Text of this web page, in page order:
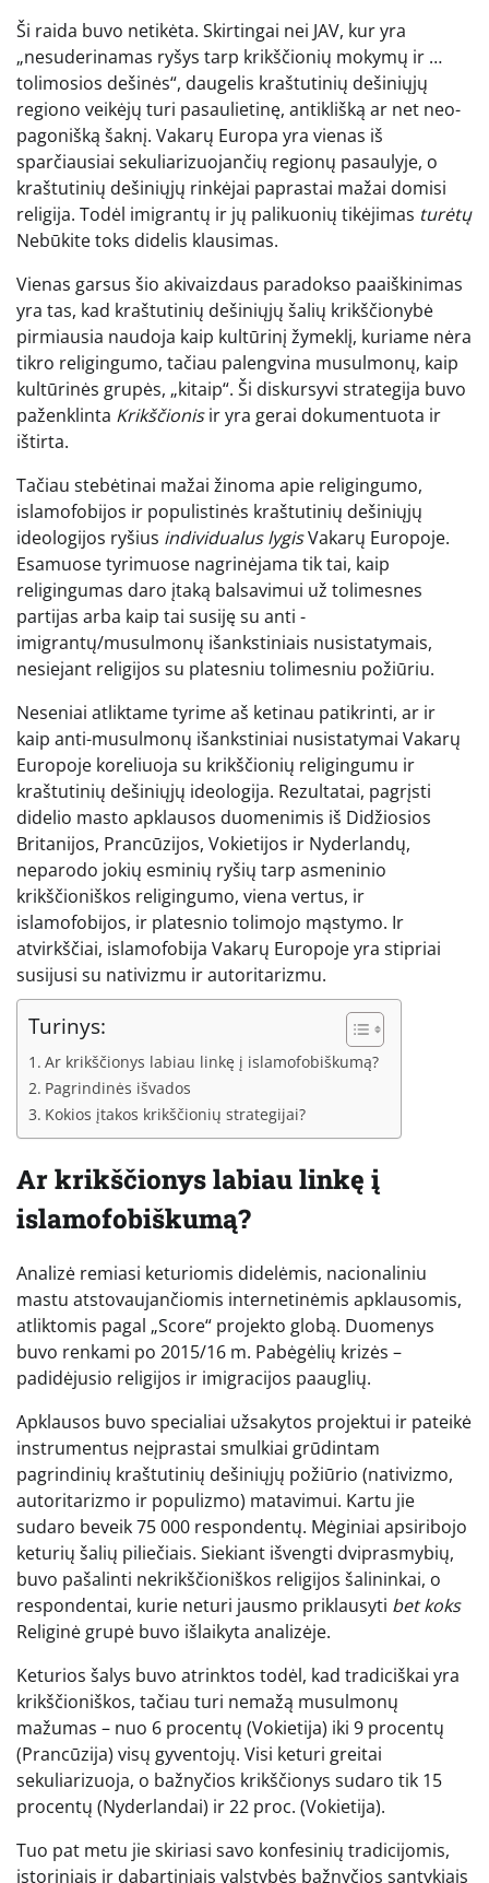
Ši raida buvo netikėta. Skirtingai nei JAV, kur yra
„nesuderinamas ryšys tarp krikščionių mokymų ir …
tolimosios dešinės“, daugelis kraštutinių dešiniųjų
regiono veikėjų turi pasaulietinę, antiklišką ar net neo-
pagonišką šaknį. Vakarų Europa yra vienas iš
sparčiausiai sekuliarizuojančių regionų pasaulyje, o
kraštutinių dešiniųjų rinkėjai paprastai mažai domisi
religija. Todėl imigrantų ir jų palikuonių tikėjimas turėtų
Nebūkite toks didelis klausimas.
Vienas garsus šio akivaizdaus paradokso paaiškinimas
yra tas, kad kraštutinių dešiniųjų šalių krikščionybė
pirmiausia naudoja kaip kultūrinį žymeklį, kuriame nėra
tikro religingumo, tačiau palengvina musulmonų, kaip
kultūrinės grupės, „kitaip“. Ši diskursyvi strategija buvo
paženklinta Krikščionis ir yra gerai dokumentuota ir
ištirta.
Tačiau stebėtinai mažai žinoma apie religingumo,
islamofobijos ir populistinės kraštutinių dešiniųjų
ideologijos ryšius individualus lygisVakarų Europoje.
Esamuose tyrimuose nagrinėjama tik tai, kaip
religingumas daro įtaką balsavimui už tolimesnes
partijas arba kaip tai susiję su anti -
imigrantų/musulmonų išankstiniais nusistatymais,
nesiejant religijos su platesniu tolimesniu požiūriu.
Neseniai atliktame tyrime aš ketinau patikrinti, ar ir
kaip anti-musulmonų išankstiniai nusistatymai Vakarų
Europoje koreliuoja su krikščionių religingumu ir
kraštutinių dešiniųjų ideologija. Rezultatai, pagrįsti
didelio masto apklausos duomenimis iš Didžiosios
Britanijos, Prancūzijos, Vokietijos ir Nyderlandų,
neparodo jokių esminių ryšių tarp asmeninio
krikščioniškos religingumo, viena vertus, ir
islamofobijos, ir platesnio tolimojo mąstymo. Ir
atvirkščiai, islamofobija Vakarų Europoje yra stipriai
susijusi su nativizmu ir autoritarizmu.
Turinys:
Ar krikščionys labiau linkę į islamofobiškumą?
Pagrindinės išvados
Kokios įtakos krikščionių strategijai?
Ar krikščionys labiau linkę į
islamofobiškumą?
Analizė remiasi keturiomis didelėmis, nacionaliniu
mastu atstovaujančiomis internetinėmis apklausomis,
atliktomis pagal „Score“ projekto globą. Duomenys
buvo renkami po 2015/16 m. Pabėgėlių krizės –
padidėjusio religijos ir imigracijos paauglių.
Apklausos buvo specialiai užsakytos projektui ir pateikė
instrumentus neįprastai smulkiai grūdintam
pagrindinių kraštutinių dešiniųjų požiūrio (nativizmo,
autoritarizmo ir populizmo) matavimui. Kartu jie
sudaro beveik 75 000 respondentų. Mėginiai apsiribojo
keturių šalių piliečiais. Siekiant išvengti dviprasmybių,
buvo pašalinti nekrikščioniškos religijos šalininkai, o
respondentai, kurie neturi jausmo priklausyti bet koks
Religinė grupė buvo išlaikyta analizėje.
Keturios šalys buvo atrinktos todėl, kad tradiciškai yra
krikščioniškos, tačiau turi nemažą musulmonų
mažumas – nuo 6 procentų (Vokietija) iki 9 procentų
(Prancūzija) visų gyventojų. Visi keturi greitai
sekuliarizuoja, o bažnyčios krikščionys sudaro tik 15
procentų (Nyderlandai) ir 22 proc. (Vokietija).
Tuo pat metu jie skiriasi savo konfesinių tradicijomis,
istoriniais ir dabartiniais valstybės bažnyčios santykiais